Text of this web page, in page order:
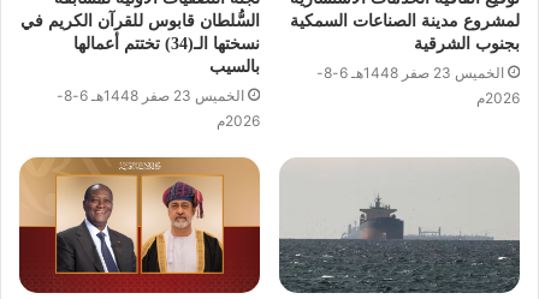
لمشروع مدينة الصناعات السمكية
بجنوب الشرقية
الخميس 23 صفر 1448هـ 6-8-
2026م
السُّلطان قابوس للقرآن الكريم في
نسختها الـ(34) تختتم أعمالها
بالسيب
الخميس 23 صفر 1448هـ 6-8-
2026م